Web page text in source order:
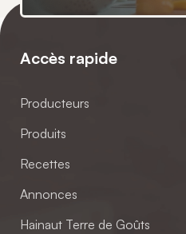
Accès rapide
Producteurs
Produits
Recettes
Annonces
Hainaut Terre de Goûts